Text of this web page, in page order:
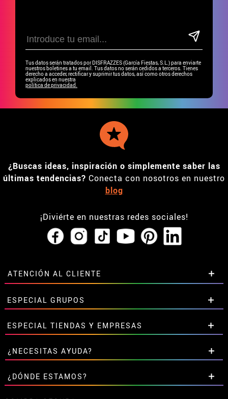
Tus datos serán tratados por DISFRAZZES (García Fiestas, S.L.) para enviarte
nuestros boletines a tu email. Tus datos no serán cedidos a terceros. Tienes
derecho a acceder, rectificar y suprimir tus datos, así como otros derechos
explicados en nuestra
política de privacidad.
¿Buscas ideas, inspiración o simplemente saber las
últimas tendencias? Conecta con nosotros en nuestro
blog
¡Diviérte en nuestras redes sociales!
ATENCIÓN AL CLIENTE
• Horario tienda IBI
•Descuento estudiantes
• Sobre nosotros
• Condiciones de venta
• Aviso legal yPrivacidad
• Atencion al cliente
• Uso de Cookies
•Configuración de cookies
ESPECIAL GRUPOS
Descuentos especiales para grupos.
Contáctanos aquí
ESPECIAL TIENDAS Y EMPRESAS
Descuentos exclusivos para tiendas y empresas.
Contáctanos aquí
¿NECESITAS AYUDA?
Aún no he hecho mi pedido
Ya he realizado mi pedido
¿DÓNDE ESTAMOS?